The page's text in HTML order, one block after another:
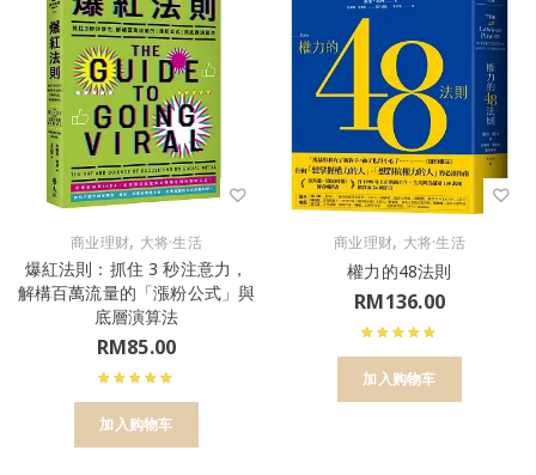
商业理财, 大将·生活
爆紅法則：抓住 3 秒注意力，
解構百萬流量的「漲粉公式」與
底層演算法
RM85.00
加入购物车
商业理财, 大将·生活
權力的48法則
RM136.00
加入购物车